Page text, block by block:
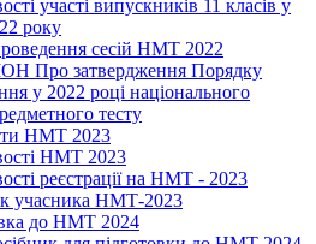
участі випускників 11 класів у
року
сесій НМТ 2022
Про затвердження Порядку
у 2022 році національного
тесту
НМТ 2023
НМТ 2023
реєстрації на НМТ - 2023
учасника НМТ-2023
до НМТ 2024